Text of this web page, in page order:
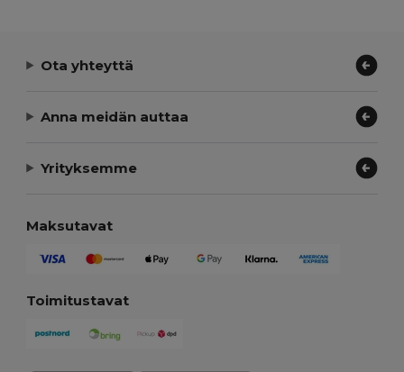
Ota yhteyttä
Anna meidän auttaa
Yrityksemme
Maksutavat
Toimitustavat